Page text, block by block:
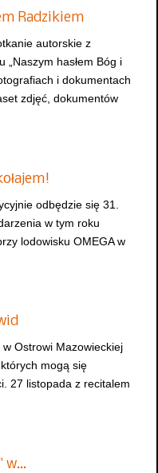
Radzikiem
autorskie z
hasłem Bóg i
i dokumentach
zdjęć, dokumentów
odbędzie się 31.
w tym roku
lodowisku OMEGA w
w Ostrowi Mazowieckiej
mogą się
27 listopada z recitalem
w…